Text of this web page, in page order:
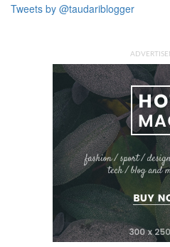
Tweets by @taudariblogger